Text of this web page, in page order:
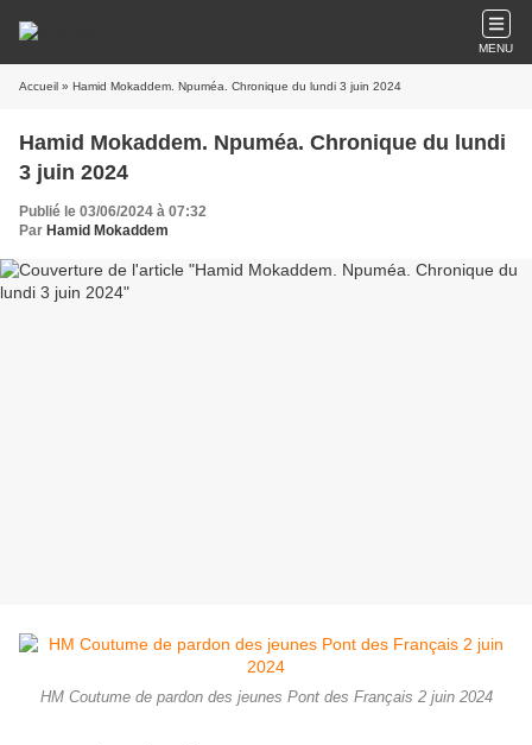
MENU
Accueil » Hamid Mokaddem. Npuméa. Chronique du lundi 3 juin 2024
Hamid Mokaddem. Npuméa. Chronique du lundi
3 juin 2024
Publié le 03/06/2024 à 07:32
Par Hamid Mokaddem
HM Coutume de pardon des jeunes Pont des Français 2 juin 2024